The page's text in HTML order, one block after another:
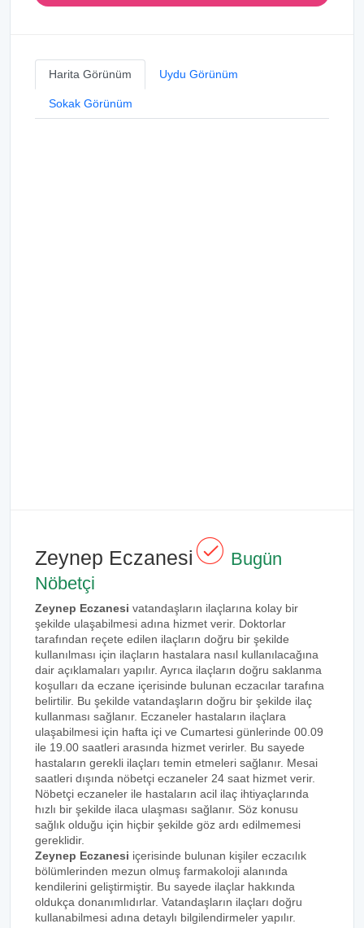
Harita Görünüm Uydu Görünüm
Sokak Görünüm
Zeynep Eczanesi
Bugün
Nöbetçi
Zeynep Eczanesi vatandaşların ilaçlarına kolay bir
şekilde ulaşabilmesi adına hizmet verir. Doktorlar
tarafından reçete edilen ilaçların doğru bir şekilde
kullanılması için ilaçların hastalara nasıl kullanılacağına
dair açıklamaları yapılır. Ayrıca ilaçların doğru saklanma
koşulları da eczane içerisinde bulunan eczacılar tarafına
belirtilir. Bu şekilde vatandaşların doğru bir şekilde ilaç
kullanması sağlanır. Eczaneler hastaların ilaçlara
ulaşabilmesi için hafta içi ve Cumartesi günlerinde 00.09
ile 19.00 saatleri arasında hizmet verirler. Bu sayede
hastaların gerekli ilaçları temin etmeleri sağlanır. Mesai
saatleri dışında nöbetçi eczaneler 24 saat hizmet verir.
Nöbetçi eczaneler ile hastaların acil ilaç ihtiyaçlarında
hızlı bir şekilde ilaca ulaşması sağlanır. Söz konusu
sağlık olduğu için hiçbir şekilde göz ardı edilmemesi
gereklidir.
Zeynep Eczanesi içerisinde bulunan kişiler eczacılık
bölümlerinden mezun olmuş farmakoloji alanında
kendilerini geliştirmiştir. Bu sayede ilaçlar hakkında
oldukça donanımlıdırlar. Vatandaşların ilaçları doğru
kullanabilmesi adına detaylı bilgilendirmeler yapılır.